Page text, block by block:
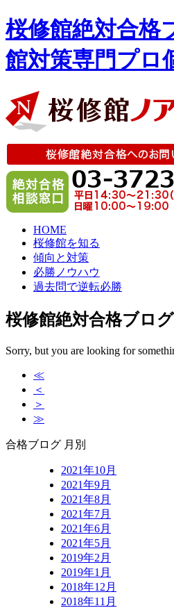
桜修館絶対合格
館対策専門プロ
HOME
桜修館を知る
傾向と対策
必勝ノウハウ
過去問で逆転必勝
桜修館絶対合格ブログ
Sorry, but you are looking for
≪
＜
＞
≫
合格ブログ 月別
2021年10月
2021年9月
2021年8月
2021年7月
2021年6月
2021年5月
2019年2月
2019年1月
2018年12月
2018年11月